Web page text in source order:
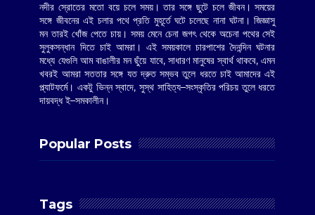
নদীর স্রোতের মতো বয়ে চলে সময়। তার সঙ্গে ছুটে চলে জীবন। সময়ের
সঙ্গে জীবনের এই চলার পথে প্রতি মুহূর্তে ঘটে চলেছে নানা ঘটনা। জিজ্ঞাসু
মন তারই খোঁজ পেতে চায়। সময় মেনে চেনা জগৎ থেকে অচেনা পথের সেই
সুলুকসন্ধান দিতে চাই আমরা। এই সময়কালে চারপাশের দৈনন্দিন ঘটনার
মধ্যে যেগুলি আম বাঙালীর মন ছুঁয়ে যাবে, সাধারণ মানুষের স্বার্থ থাকবে, এমন
খবরই আমরা সততার সঙ্গে যত দ্রুত সম্ভব তুলে ধরতে চাই আমাদের এই
প্ল্যাটফর্মে। একটু ভিন্ন স্বাদে, সুস্থ সাহিত্য–সংস্কৃতির পরিচয় তুলে ধরতে
দায়বদ্ধ ই–সমকালীন।
Popular Posts
Tags